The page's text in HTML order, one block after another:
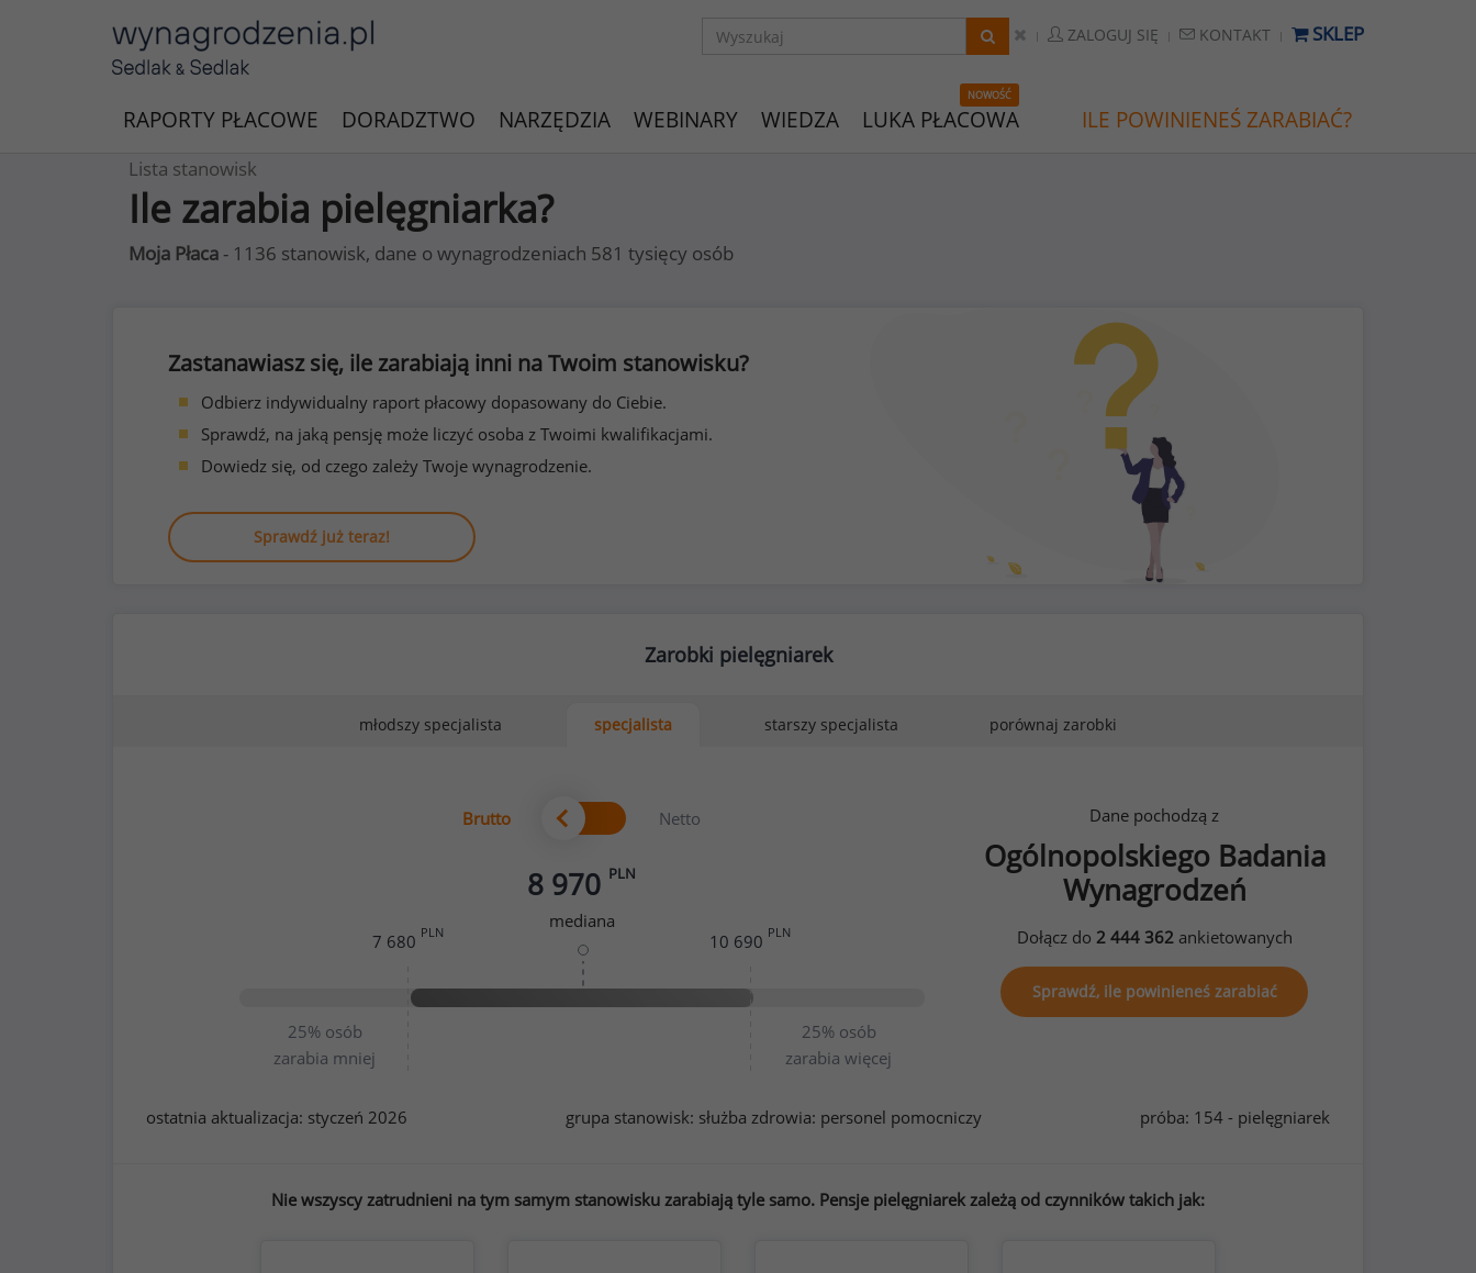
ZALOGUJ SIĘ KONTAKT SKLEP
RAPORTY PŁACOWE DORADZTWO NARZĘDZIA WEBINARY WIEDZA
NOWOŚĆ
LUKA PŁACOWA ILE POWINIENEŚ ZARABIAĆ?
Lista stanowisk
Ile zarabia pielęgniarka?
Moja Płaca - 1136 stanowisk, dane o wynagrodzeniach 581 tysięcy osób
Zastanawiasz się, ile zarabiają inni na Twoim stanowisku?
Odbierz indywidualny raport płacowy dopasowany do Ciebie.
Sprawdź, na jaką pensję może liczyć osoba z Twoimi kwalifikacjami.
Dowiedz się, od czego zależy Twoje wynagrodzenie.
Sprawdź już teraz!
Zarobki pielęgniarek
młodszy specjalista specjalista starszy specjalista porównaj zarobki
Brutto Netto
8 970 PLN
mediana
25% osób
zarabia mniej
25% osób
zarabia więcej
7 680 PLN 10 690 PLN
Dane pochodzą z
Ogólnopolskiego Badania
Wynagrodzeń
Dołącz do 2 444 362ankietowanych
Sprawdź, ile powinieneś zarabiać
ostatnia aktualizacja: styczeń 2026 grupa stanowisk: służba zdrowia: personel pomocniczy próba: 154 - pielęgniarek
Nie wszyscy zatrudnieni na tym samym stanowisku zarabiają tyle samo. Pensje pielęgniarek zależą od czynników takich jak: